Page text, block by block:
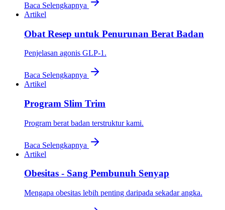
Baca Selengkapnya
Artikel
Obat Resep untuk Penurunan Berat Badan
Penjelasan agonis GLP-1.
Baca Selengkapnya
Artikel
Program Slim Trim
Program berat badan terstruktur kami.
Baca Selengkapnya
Artikel
Obesitas - Sang Pembunuh Senyap
Mengapa obesitas lebih penting daripada sekadar angka.